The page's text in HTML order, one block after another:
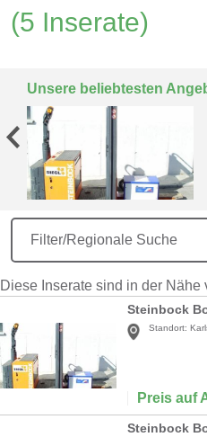
(5 Inserate)
Unsere beliebtesten
Filter/Regionale Suche
Diese Inserate sind in der Nähe
Steinbock
Standort:
Preis auf
Steinbock